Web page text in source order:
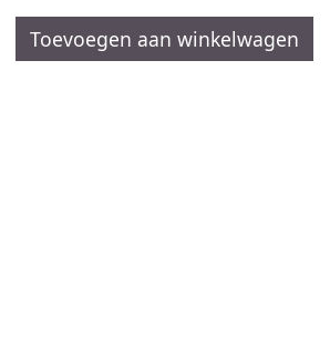
Toevoegen aan winkelwagen